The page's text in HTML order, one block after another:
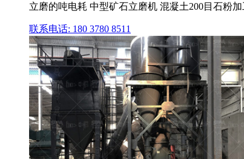
立磨的吨电耗 中型矿石立磨机 混凝土200目石粉
联系电话: 180 3780 8511